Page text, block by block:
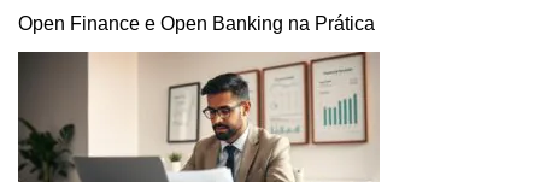
Open Finance e Open Banking na Prática